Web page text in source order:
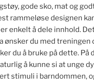
gode sko, mat og
rammeløse designen
enkelt å dele innhold.
ønsker du med treningen
du å bruke på dette. På
å kunne si at unge
stimuli i barndommen,